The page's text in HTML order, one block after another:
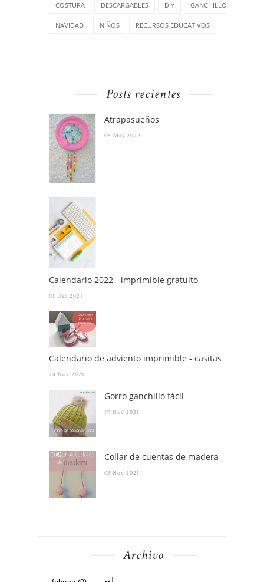
COSTURA DESCARGABLES DIY GANCHILLO
NAVIDAD NIÑOS RECURSOS EDUCATIVOS
Posts recientes
Atrapasueños
05 May 2022
Calendario 2022 - imprimible gratuito
01 Dec 2021
Calendario de adviento imprimible - casitas
24 Nov 2021
Gorro ganchillo fácil
17 Nov 2021
Collar de cuentas de madera
03 Nov 2021
Archivo